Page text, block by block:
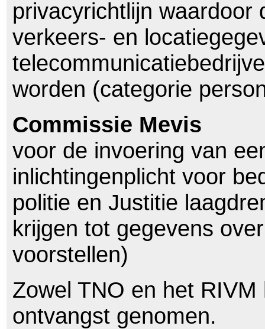
privacyrichtlijn waardoor
verkeers- en
worden (categorie
Commissie Mevis
voor de invoering van
inlichtingenplicht voor
politie en Justitie
krijgen tot gegevens
voorstellen)
Zowel TNO en het
ontvangst genomen.